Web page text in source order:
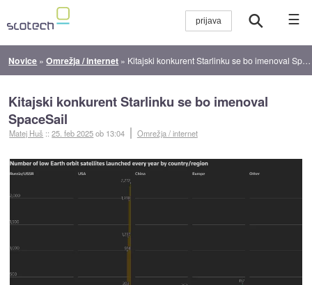
☰
Novice »Omrežja / internet » Kitajski konkurent Starlinku se bo imenoval SpaceSail
Kitajski konkurent Starlinku se bo imenoval
SpaceSail
Matej Huš ::25. feb 2025ob 13:04 Omrežja / internet